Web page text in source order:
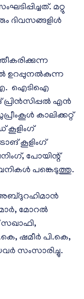
മറ്റു
ദിവസങ്ങളിൾ
ഉറപ്പുനൽകുന്ന
ഐടിഐ
പ്രിൻസിപ്പൽ എൻ
കാലിക്കറ്റ്
കൂളിംഗ്
കൂളിംഗ്
പോയിന്റ്
പങ്കെടുത്തു.
മോറൽ
ഷമീർ പി.കെ,
സംസാരിച്ചു.